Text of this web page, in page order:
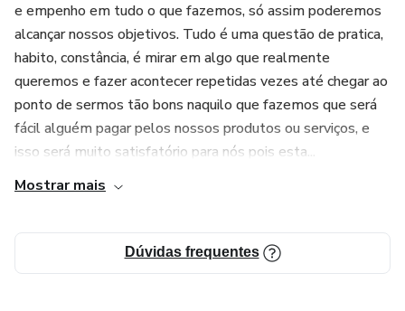
e empenho em tudo o que fazemos, só assim poderemos
alcançar nossos objetivos. Tudo é uma questão de pratica,
habito, constância, é mirar em algo que realmente
queremos e fazer acontecer repetidas vezes até chegar ao
ponto de sermos tão bons naquilo que fazemos que será
fácil alguém pagar pelos nossos produtos ou serviços, e
isso será muito satisfatório para nós pois esta...
Mostrar mais
Dúvidas frequentes